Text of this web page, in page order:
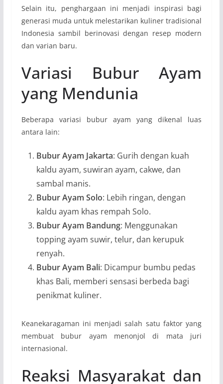
Selain itu, penghargaan ini menjadi inspirasi bagi
generasi muda untuk melestarikan kuliner tradisional
Indonesia sambil berinovasi dengan resep modern
dan varian baru.
Variasi Bubur Ayam
yang Mendunia
Beberapa variasi bubur ayam yang dikenal luas
antara lain:
Bubur Ayam Jakarta: Gurih dengan kuah
kaldu ayam, suwiran ayam, cakwe, dan
sambal manis.
Bubur Ayam Solo: Lebih ringan, dengan
kaldu ayam khas rempah Solo.
Bubur Ayam Bandung: Menggunakan
topping ayam suwir, telur, dan kerupuk
renyah.
Bubur Ayam Bali: Dicampur bumbu pedas
khas Bali, memberi sensasi berbeda bagi
penikmat kuliner.
Keanekaragaman ini menjadi salah satu faktor yang
membuat bubur ayam menonjol di mata juri
internasional.
Reaksi Masyarakat dan